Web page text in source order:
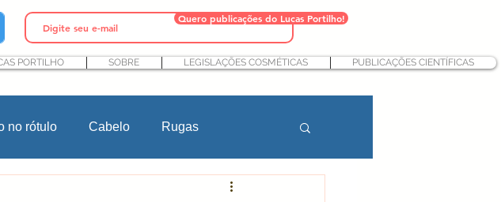
PORTILHO SOBRE LEGISLAÇÕES COSMÉTICAS PUBLICAÇÕES CIENTÍFICAS
Quero publicações do Lucas Portilho!
no rótulo Cabelo Rugas